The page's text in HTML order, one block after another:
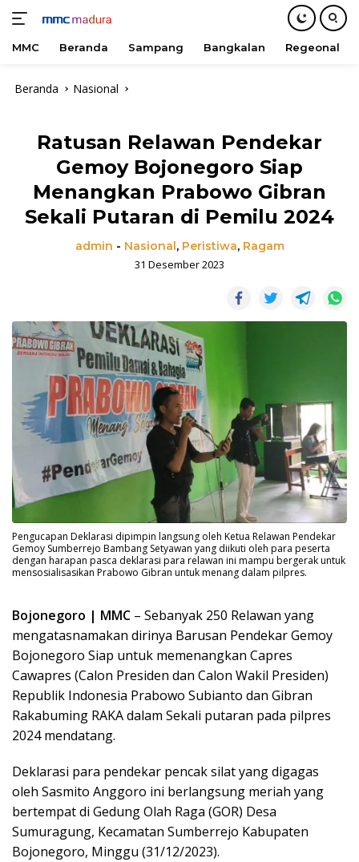
MMC Beranda Sampang Bangkalan Regeonal
Beranda Nasional
Ratusan Relawan Pendekar
Gemoy Bojonegoro Siap
Menangkan Prabowo Gibran
Sekali Putaran di Pemilu 2024
admin - Nasional, Peristiwa, Ragam
31 Desember 2023
Pengucapan Deklarasi dipimpin langsung oleh Ketua Relawan Pendekar
Gemoy Sumberrejo Bambang Setyawan yang diikuti oleh para peserta
dengan harapan pasca deklarasi para relawan ini mampu bergerak untuk
mensosialisasikan Prabowo Gibran untuk menang dalam pilpres.
Bojonegoro | MMC – Sebanyak 250 Relawan yang
mengatasnamakan dirinya Barusan Pendekar Gemoy
Bojonegoro Siap untuk memenangkan Capres
Cawapres (Calon Presiden dan Calon Wakil Presiden)
Republik Indonesia Prabowo Subianto dan Gibran
Rakabuming RAKA dalam Sekali putaran pada pilpres
2024 mendatang.
Deklarasi para pendekar pencak silat yang digagas
oleh Sasmito Anggoro ini berlangsung meriah yang
bertempat di Gedung Olah Raga (GOR) Desa
Sumuragung, Kecamatan Sumberrejo Kabupaten
Bojonegoro, Minggu (31/12/2023).